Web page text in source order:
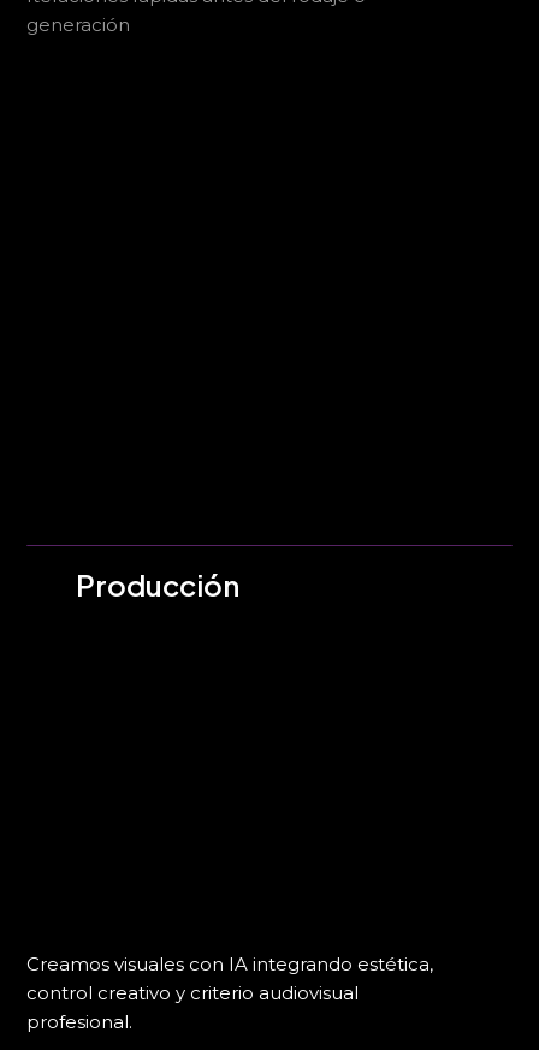
generación
Producción
Creamos visuales con IA integrando estética,
control creativo y criterio audiovisual
profesional.